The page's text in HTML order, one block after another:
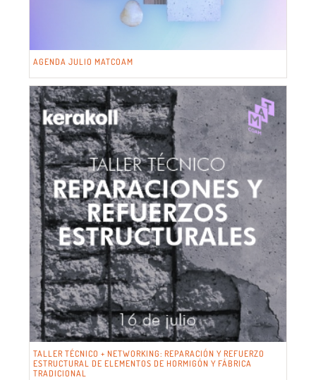
AGENDA JULIO MATCOAM
TALLER TÉCNICO + NETWORKING: REPARACIÓN Y REFUERZO
ESTRUCTURAL DE ELEMENTOS DE HORMIGÓN Y FÁBRICA
TRADICIONAL